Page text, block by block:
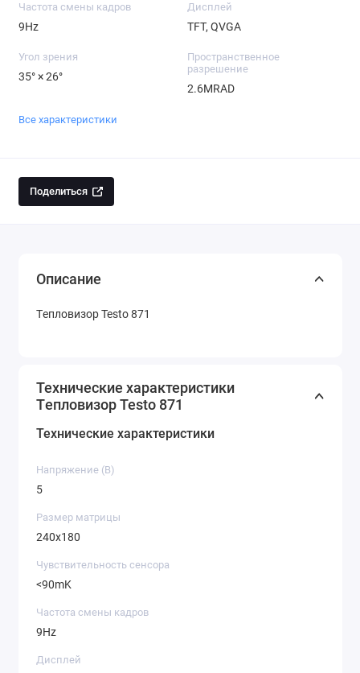
Частота смены кадров
9Hz
Дисплей
TFT, QVGA
Угол зрения
35° × 26°
Пространственное
разрешение
2.6MRAD
Все характеристики
Поделиться
Описание
Tепловизор Testo 871
Технические характеристики
Tепловизор Testo 871
Технические характеристики
Напряжение (B)
5
Размер матрицы
240x180
Чувствительность сенсора
<90mK
Частота смены кадров
9Hz
Дисплей